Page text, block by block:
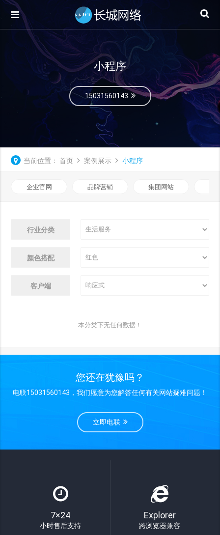
小程序
15031560143
当前位置： 首页 案例展示 小程序
企业官网 品牌营销 集团网站
行业分类
颜色搭配
客户端
本分类下无任何数据！
您还在犹豫吗？
电联15031560143，我们愿意为您解答任何有关网站疑难问题！
立即电联
7×24
小时售后支持
Explorer
跨浏览器兼容